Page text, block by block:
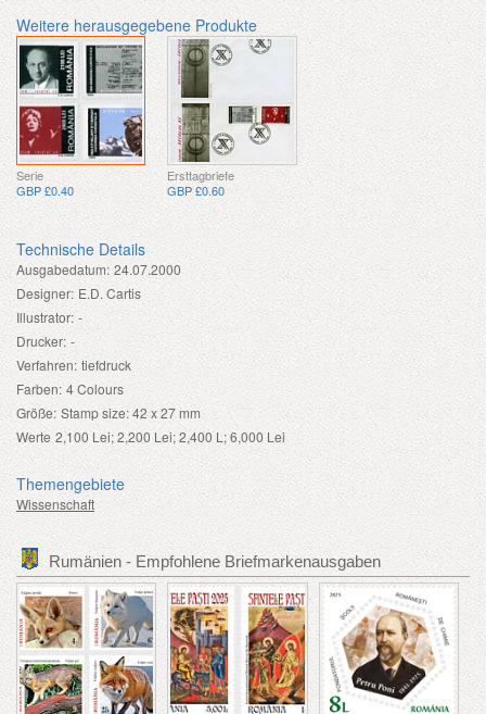
Weitere herausgegebene Produkte
Serie
GBP £0.40
Ersttagbriefe
GBP £0.60
Technische Details
Ausgabedatum: 24.07.2000
Designer: E.D. Cartis
Illustrator: -
Drucker: -
Verfahren: tiefdruck
Farben: 4 Colours
Größe: Stamp size: 42 x 27 mm
Werte 2,100 Lei; 2,200 Lei; 2,400 L; 6,000 Lei
Themengebiete
Wissenschaft
Rumänien - Empfohlene Briefmarkenausgaben